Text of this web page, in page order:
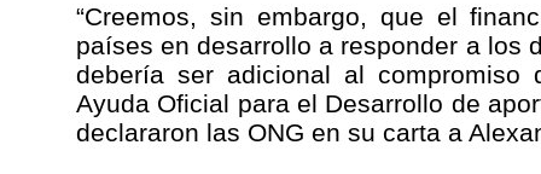
“Creemos, sin embargo, que el
países en desarrollo a responder a los
debería ser adicional al
Ayuda Oficial para el Desarrollo de
declararon las ONG en su carta a